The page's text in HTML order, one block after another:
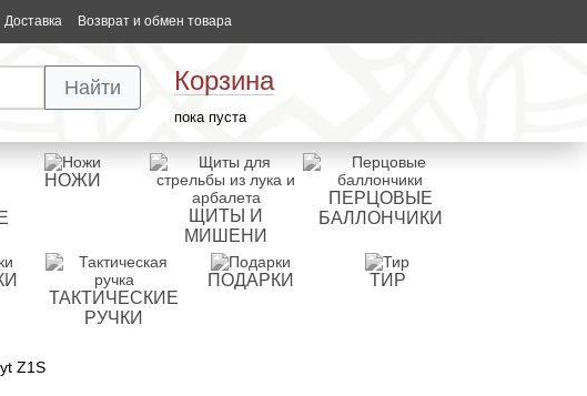
Доставка Возврат и обмен товара
Корзина
пока пуста
Найти
НОЖИ
ЩИТЫ И
МИШЕНИ
ПЕРЦОВЫЕ
БАЛЛОНЧИКИ
ТАКТИЧЕСКИЕ
РУЧКИ
ПОДАРКИ ТИР
Z1S